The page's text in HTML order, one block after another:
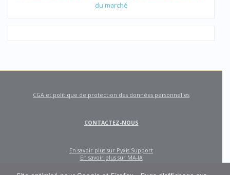
du marché
CGA et politique de protection des données personnelles
CONTACTEZ-NOUS
En savoir plus sur Pyxis Support
En savoir plus sur MA-IA